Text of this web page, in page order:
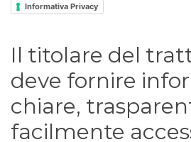
Questionario
Blog e info
FAQ
Il titolare del
deve fornire
chiare,
facilmente
Informativa Privacy